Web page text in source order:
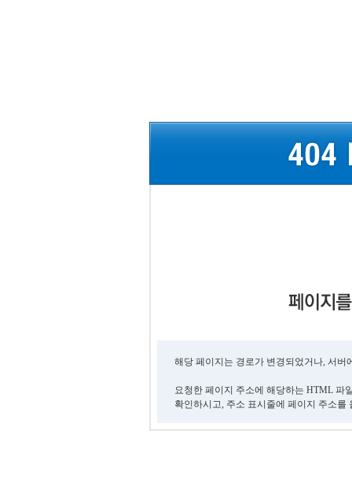
해당 페이지는 경로가 변경되었거나, 서
요청한 페이지 주소에 해당하는 HTML 파
확인하시고, 주소 표시줄에 페이지 주소